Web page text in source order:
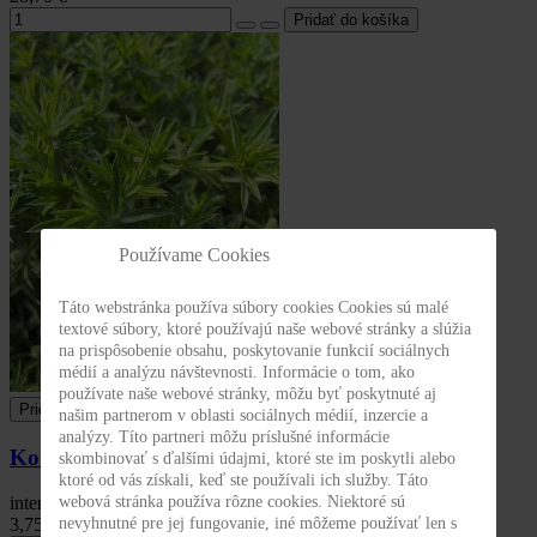
Pridať do obľúbených
Koriander mexický BIO cca 0,1 g
intenzívna chuť
3,75 €
Používame Cookies
Táto webstránka používa súbory cookies Cookies sú malé
textové súbory, ktoré používajú naše webové stránky a slúžia
na prispôsobenie obsahu, poskytovanie funkcií sociálnych
médií a analýzu návštevnosti. Informácie o tom, ako
používate naše webové stránky, môžu byť poskytnuté aj
našim partnerom v oblasti sociálnych médií, inzercie a
analýzy. Títo partneri môžu príslušné informácie
skombinovať s ďalšími údajmi, ktoré ste im poskytli alebo
ktoré od vás získali, keď ste používali ich služby. Táto
webová stránka používa rôzne cookies. Niektoré sú
nevyhnutné pre jej fungovanie, iné môžeme používať len s